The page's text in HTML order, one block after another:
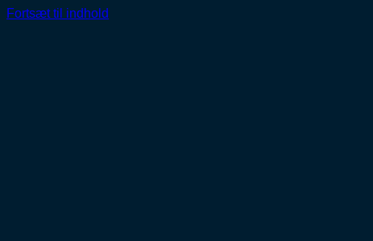
Fortsæt til indhold